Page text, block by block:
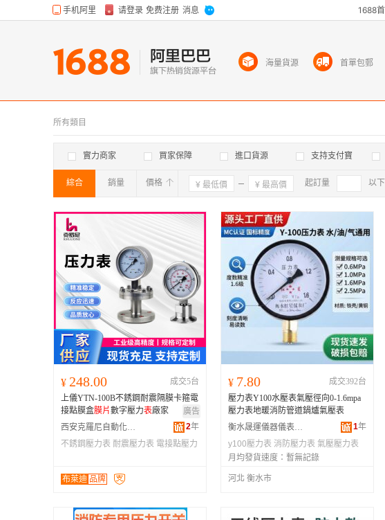
所有類目
實力商家 買家保障 進口貨源 支持支付寶
綜合 銷量 價格 確定 起訂量 以下
確定
¥ 248.00
成交5台
上儀YTN-100B不銹鋼耐震隔膜卡箍電
接點膜盒膜片數字壓力表廠家
廣告
西安克羅尼自動化工程有限公司
2年
不銹鋼壓力表 耐震壓力表 電接點壓力
布萊迪 品牌
¥ 7.80
成交392台
壓力表Y100水壓表氣壓徑向0-1.6mpa
壓力表地暖消防管道鍋爐氣壓表
衡水晟運儀器儀表有限公司
1年
y100壓力表 消防壓力表 氣壓壓力表
月均發貨速度： 暫無記錄
河北 衡水市
海量貨源 首單包郵